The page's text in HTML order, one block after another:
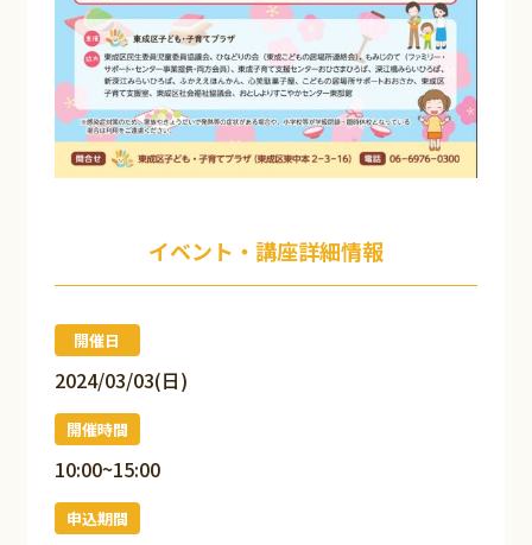
イベント・講座詳細情報
開催日
2024/03/03(日)
開催時間
10:00~15:00
申込期間